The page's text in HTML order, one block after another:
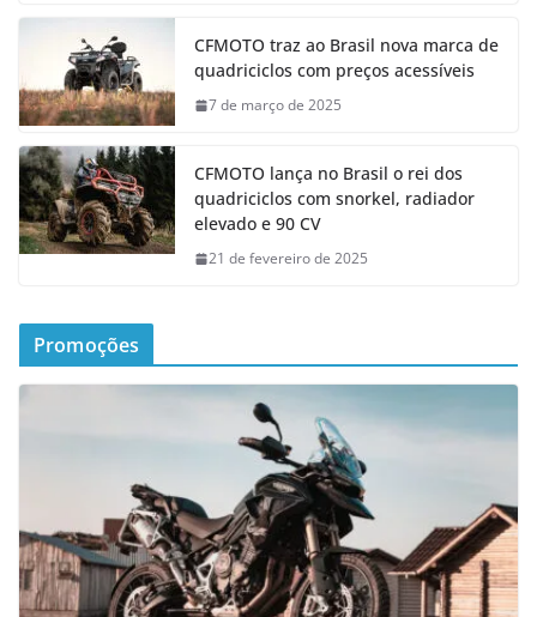
CFMOTO traz ao Brasil nova marca de
quadriciclos com preços acessíveis
7 de março de 2025
CFMOTO lança no Brasil o rei dos
quadriciclos com snorkel, radiador
elevado e 90 CV
21 de fevereiro de 2025
Promoções